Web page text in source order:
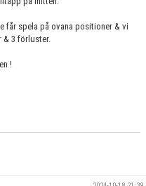
får spela på ovana positioner & vi
& 3 förluster.
!